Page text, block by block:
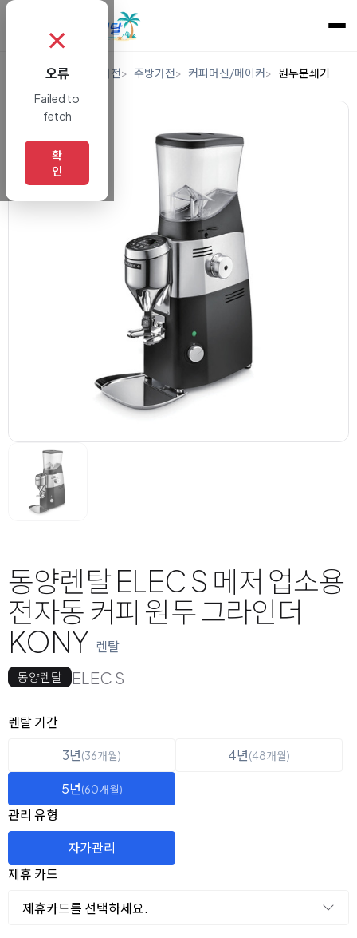
렌탈 디지털/가전 주방가전 커피머신/메이커 원두분쇄기
동양렌탈 ELEC S 메저 업소용
전자동 커피 원두 그라인더
KONY 렌탈
동양렌탈 ELEC S
옵션 선택
렌탈 선택
렌탈 기간
3년(36개월) 4년(48개월)
5년(60개월)
관리 유형
자가관리
제휴 카드
제휴카드를 선택하세요.
✗
오류
Failed to
fetch
확
인